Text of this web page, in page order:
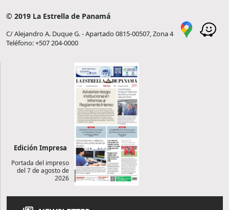
© 2019 La Estrella de Panamá
C/ Alejandro A. Duque G. - Apartado 0815-00507, Zona 4
Teléfono: +507 204-0000
Edición Impresa
Portada del impreso
del 7 de agosto de
2026